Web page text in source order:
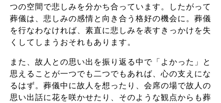
つの空間で悲しみを分かち合っています。したがって
葬儀は、悲しみの感情と向き合う格好の機会に。葬儀
を行なわなければ、素直に悲しみを表すきっかけを失
くしてしまうおそれもあります。
また、故人との思い出を振り返る中で「よかった」と
思えることが一つでも二つでもあれば、心の支えにな
るはず。葬儀中に故人を想ったり、会席の場で故人の
思い出話に花を咲かせたり、そのような観点からも葬